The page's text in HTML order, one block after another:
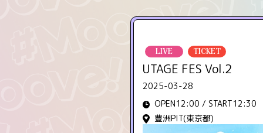
LIVE TICKET
UTAGE FES Vol.2
2025-03-28
OPEN12:00 / START12:30
豊洲PIT(東京都)